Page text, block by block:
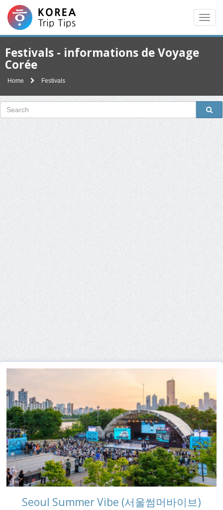
Festivals - informations de Voyage
Corée
Home Festivals
Seoul Summer Vibe (서울썸머바이브)